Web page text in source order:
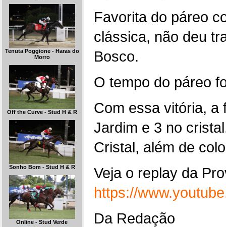
Tenuta Poggione - Haras do
Morro
Off the Curve - Stud H & R
Sonho Bom - Stud H & R
Online - Stud Verde
Favorita do páreo
clássica, não deu
Bosco.
O tempo do páreo
Com essa vitória, a
Jardim e 3 no
Cristal, além de
Veja o replay da
https://
Da Redação